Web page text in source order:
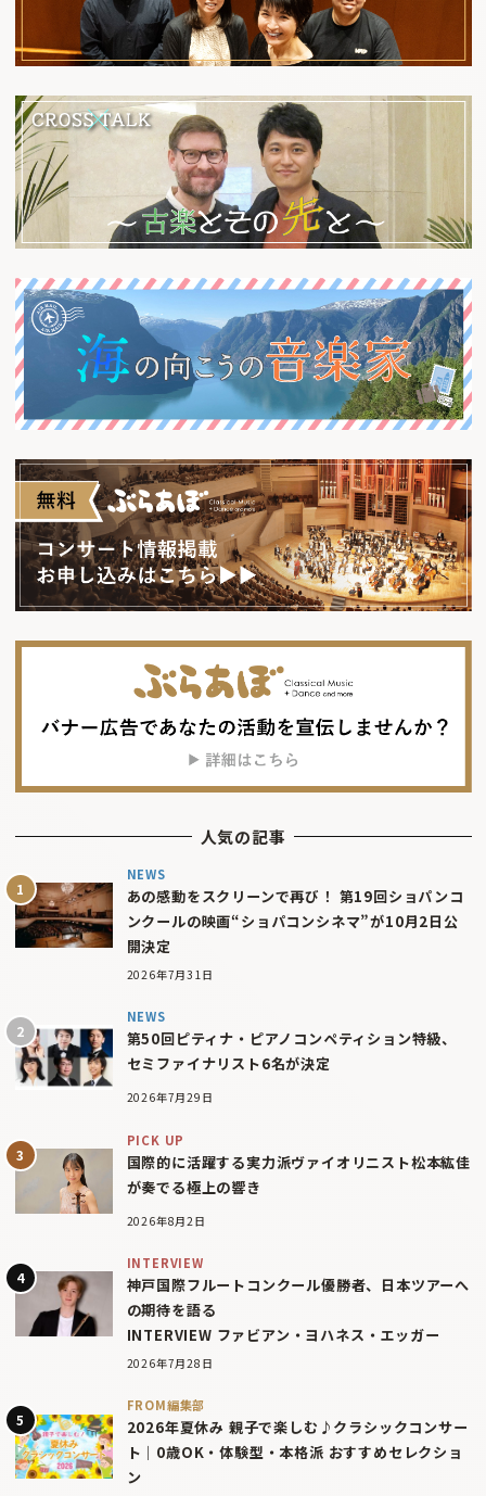
人気の記事
NEWS
あの感動をスクリーンで再び！ 第19回ショパンコ
ンクールの映画“ショパコンシネマ”が10月2日公
開決定
2026年7月31日
NEWS
第50回ピティナ・ピアノコンペティション特級、
セミファイナリスト6名が決定
2026年7月29日
PICK UP
国際的に活躍する実力派ヴァイオリニスト松本紘佳
が奏でる極上の響き
2026年8月2日
INTERVIEW
神戸国際フルートコンクール優勝者、日本ツアーへ
の期待を語る
INTERVIEW ファビアン・ヨハネス・エッガー
2026年7月28日
FROM編集部
2026年夏休み 親子で楽しむ♪クラシックコンサー
ト｜0歳OK・体験型・本格派 おすすめセレクショ
ン